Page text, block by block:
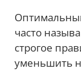
часто
строгое
уменьшить